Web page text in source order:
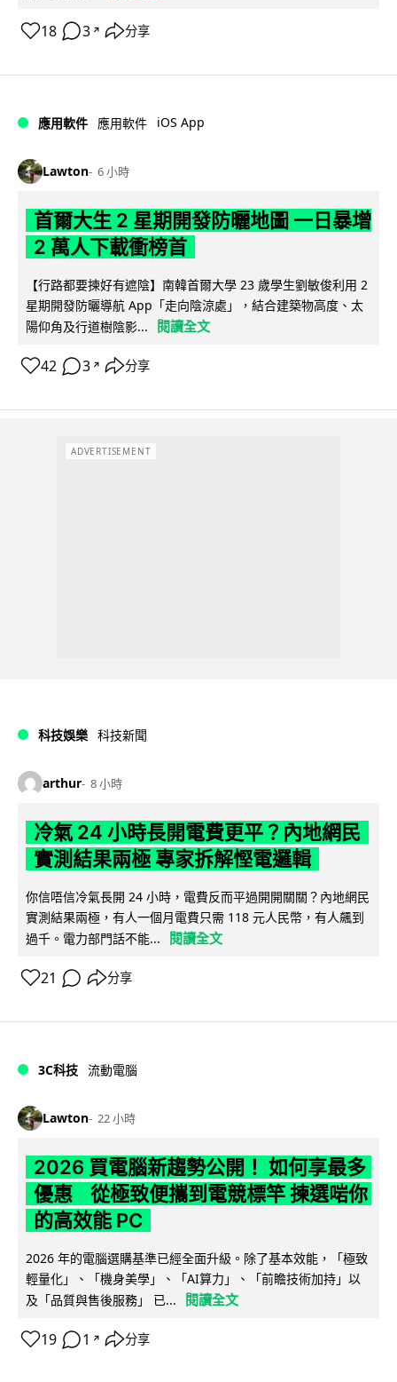
18 3 ↗ 分享
應用軟件 應用軟件 iOS App
Lawton 6 小時
首爾大生 2 星期開發防曬地圖 一日暴增
2 萬人下載衝榜首
【行路都要揀好有遮陰】南韓首爾大學 23 歲學生劉敏俊利用 2
星期開發防曬導航 App「走向陰涼處」，結合建築物高度、太
陽仰角及行道樹陰影...
閱讀全文
42 3 ↗ 分享
ADVERTISEMENT
科技娛樂 科技新聞
arthur 8 小時
冷氣 24 小時長開電費更平？內地網民
實測結果兩極 專家拆解慳電邏輯
你信唔信冷氣長開 24 小時，電費反而平過開開關關？內地網民
實測結果兩極，有人一個月電費只需 118 元人民幣，有人飆到
過千。電力部門話不能...
閱讀全文
21 分享
3C科技 流動電腦
Lawton 22 小時
2026 買電腦新趨勢公開！ 如何享最多
優惠 從極致便攜到電競標竿 揀選啱你
的高效能 PC
2026 年的電腦選購基準已經全面升級。除了基本效能，「極致
輕量化」、「機身美學」、「AI算力」、「前瞻技術加持」以
及「品質與售後服務」 已...
閱讀全文
19 1 ↗ 分享